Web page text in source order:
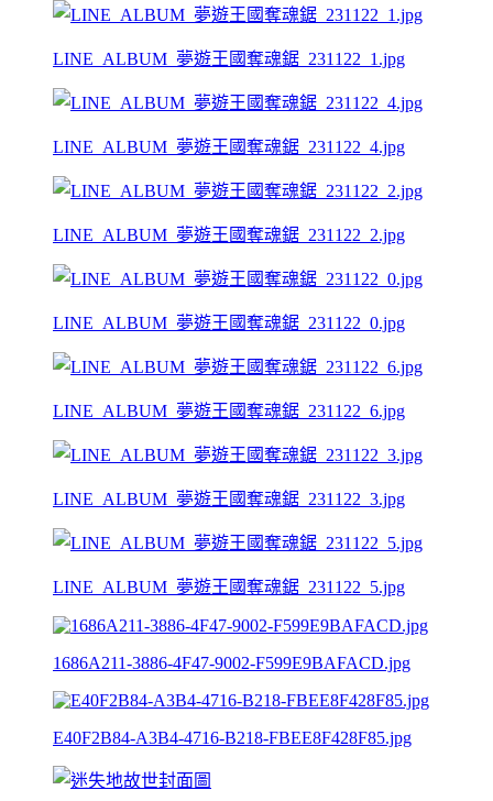
LINE_ALBUM_夢遊王國奪魂鋸_231122_1.jpg
LINE_ALBUM_夢遊王國奪魂鋸_231122_4.jpg
LINE_ALBUM_夢遊王國奪魂鋸_231122_2.jpg
LINE_ALBUM_夢遊王國奪魂鋸_231122_0.jpg
LINE_ALBUM_夢遊王國奪魂鋸_231122_6.jpg
LINE_ALBUM_夢遊王國奪魂鋸_231122_3.jpg
LINE_ALBUM_夢遊王國奪魂鋸_231122_5.jpg
1686A211-3886-4F47-9002-F599E9BAFACD.jpg
E40F2B84-A3B4-4716-B218-FBEE8F428F85.jpg